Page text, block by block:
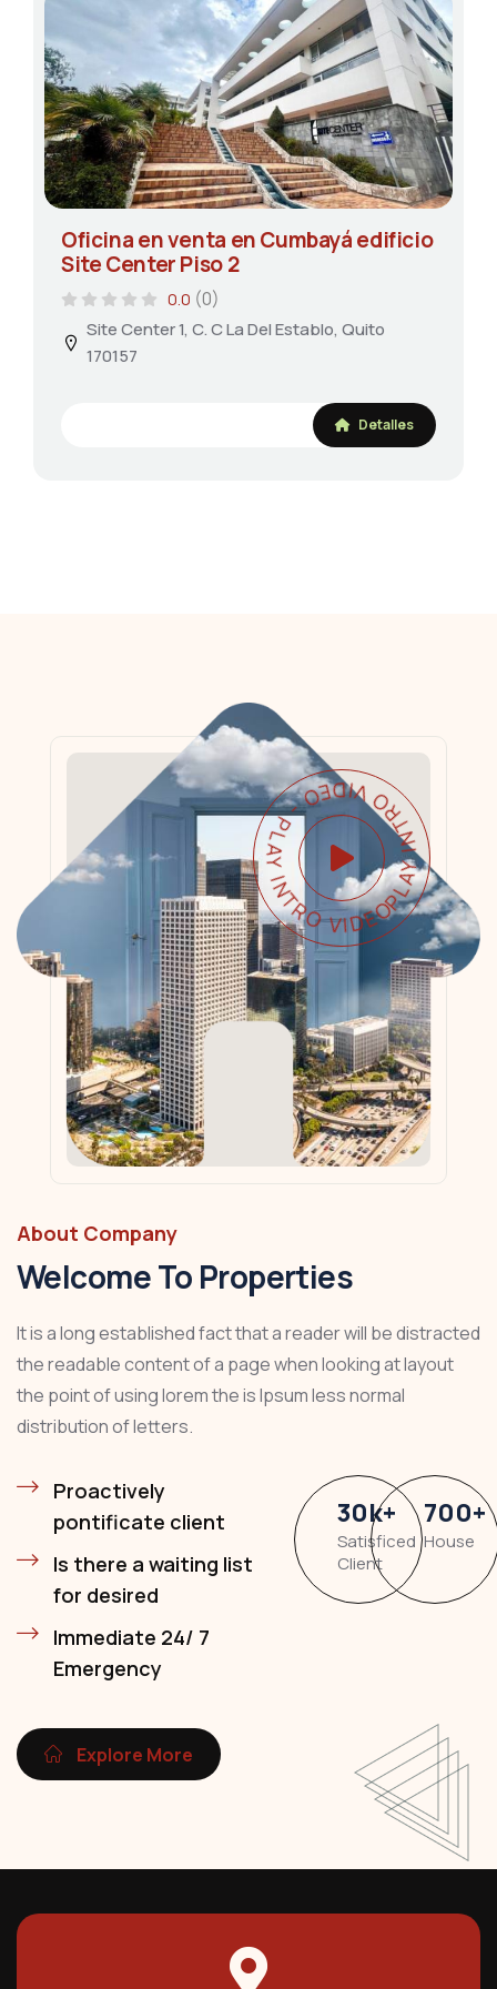
Oficina en venta en Cumbayá edificio
Site Center Piso 2
0.0 (0)
Site Center 1, C. C La Del Establo, Quito
170157
Detalles
PLAY INTRO VIDEO - PLAY INTRO VIDEO -
About Company
Welcome To Properties
It is a long established fact that a reader will be distracted
the readable content of a page when looking at layout
the point of using lorem the is Ipsum less normal
distribution of letters.
Proactively
pontificate client
Is there a waiting list
for desired
Immediate 24/ 7
Emergency
30k+
Satisficed
Client
700+
House
Explore More